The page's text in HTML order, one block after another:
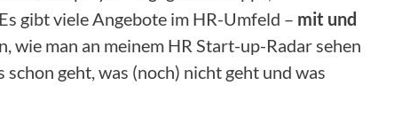
gibt viele Angebote im HR-Umfeld – mit und
wie man an meinem HR Start-up-Radar sehen
geht, was (noch) nicht geht und was